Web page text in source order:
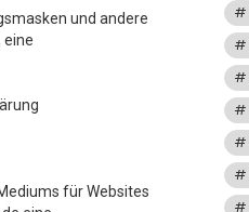
und andere
eine
für Websites